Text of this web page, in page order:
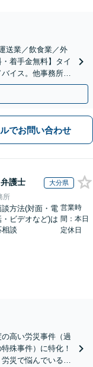
送業／飲食業／外
着手金無料】タイ
イス。他事務所で
ます！
でお問い合わせ
弁護士 大分県
所
談方法(対面・電
・ビデオなど)は
相談
営業時
間：本日
定休日
高い労災事件（過
殊事件）に特化！
災で悩んでいる方